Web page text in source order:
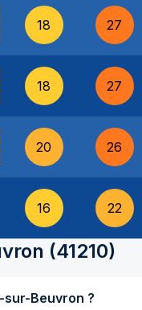
18 27
18 27
20 26
16 22
(41210)
aout à Neung-sur-Beuvron ?